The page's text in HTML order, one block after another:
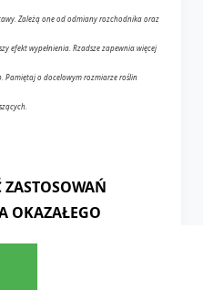
Zależą one od odmiany rozchodnika oraz
efekt wypełnienia. Rzadsze zapewnia więcej
Pamiętaj o docelowym rozmiarze roślin
OKAZAŁEGO